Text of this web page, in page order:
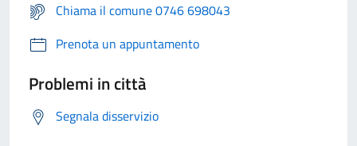
Chiama il comune 0746 698043
Prenota un appuntamento
Problemi in città
Segnala disservizio